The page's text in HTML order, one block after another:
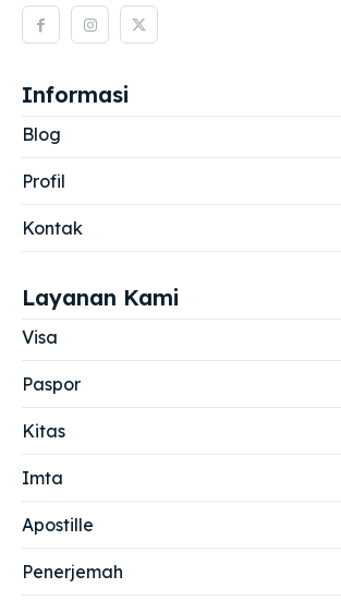
Informasi
Blog
Profil
Kontak
Layanan Kami
Visa
Paspor
Kitas
Imta
Apostille
Penerjemah